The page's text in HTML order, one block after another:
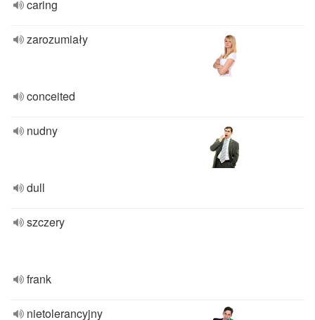
caring
zarozumiały
conceited
nudny
dull
szczery
frank
nietolerancyjny